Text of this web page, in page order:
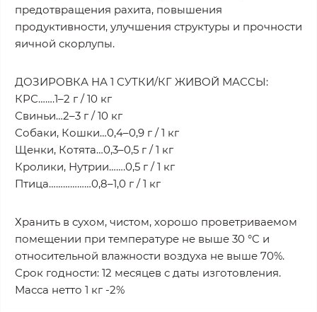
предотвращения рахита, повышения
продуктивности, улучшения структуры и прочности
яичной скорлупы.
ДОЗИРОВКА НА 1 СУТКИ/КГ ЖИВОЙ МАССЫ:
КРС…….1–2 г / 10 кг
Свиньи…2–3 г / 10 кг
Собаки, Кошки…0,4–0,9 г / 1 кг
Щенки, Котята…0,3–0,5 г / 1 кг
Кролики, Нутрии…….0,5 г / 1 кг
Птица………………0,8–1,0 г / 1 кг
Хранить в сухом, чистом, хорошо проветриваемом
помещении при температуре не выше 30 °C и
относительной влажности воздуха не выше 70%.
Срок годности: 12 месяцев с даты изготовления.
Масса нетто 1 кг -2%